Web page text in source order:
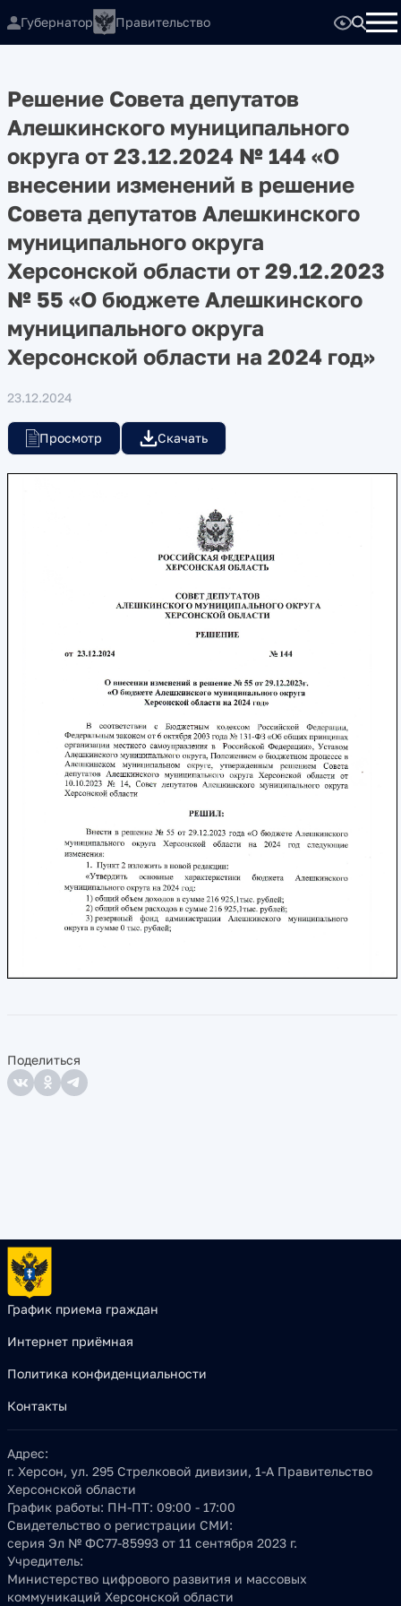
Губернатор Правительство
Решение Совета депутатов
Алешкинского муниципального
округа от 23.12.2024 № 144 «О
внесении изменений в решение
Совета депутатов Алешкинского
муниципального округа
Херсонской области от 29.12.2023
№ 55 «О бюджете Алешкинского
муниципального округа
Херсонской области на 2024 год»
23.12.2024
Просмотр Скачать
Поделиться
График приема граждан
Интернет приёмная
Политика конфиденциальности
Контакты
Адрес:
г. Херсон, ул. 295 Стрелковой дивизии, 1-А Правительство
Херсонской области
График работы: ПН-ПТ: 09:00 - 17:00
Свидетельство о регистрации СМИ:
серия Эл № ФС77-85993 от 11 сентября 2023 г.
Учредитель:
Министерство цифрового развития и массовых
коммуникаций Херсонской области